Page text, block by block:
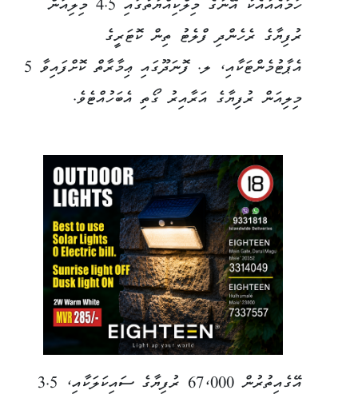
ހަމައެއާއެކު އޭނާގެ މިލްކިއްޔާތުގައި 4.5 މިލިއަން
ރުފިޔާގެ ރެހެންދި ފްލެޓު ތިން ކޮޓަރީގެ
އެޕާޓުމެންޓަކާއި، ލ. ފޮނަދޫގައި ޢިމާރާތް ކޮށްފައިވާ 5
މިލިއަން ރުފިޔާގެ އަރާއިރު ގޯތި އެބަހުއްޓެވެ.
އޭގެއިތުރުން 67،000 ރުފިޔާގެ ސައިކަލަކާއި، 3.5